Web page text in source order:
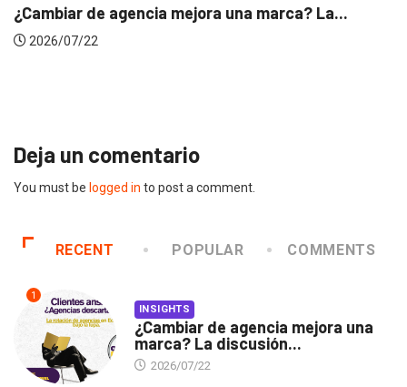
INSIGHTS
Deja un comentario
You must be logged in to post a comment.
RECENT POPULAR COMMENTS
1
INSIGHTS
¿Cambiar de agencia mejora una
marca? La discusión...
2026/07/22